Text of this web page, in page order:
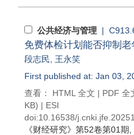
公共经济与管理 |
免费体检计划能否抑制老
段志民
王永笑
First published at: Jan 03,
查看： HTML 全文 | PDF 全
KB) | ESI
doi:10.16538/
《财经研究》 第52卷第01期